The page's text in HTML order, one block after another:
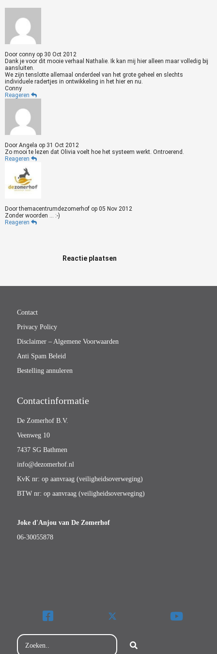
Door conny op 30 Oct 2012
Dank je voor dit mooie verhaal Nathalie. Ik kan mij hier alleen maar volledig bij
aansluiten.
We zijn tenslotte allemaal onderdeel van het grote geheel en slechts
individuele radertjes in ontwikkeling in het hier en nu.
Conny
Reageren
Door Angela op 31 Oct 2012
Zo mooi te lezen dat Olivia voelt hoe het systeem werkt. Ontroerend.
Reageren
Doorthemacentrumdezomerhof op 05 Nov 2012
Zonder woorden ... :-)
Reageren
Reactie plaatsen
Contact
Privacy Policy
Disclaimer – Algemene Voorwaarden
Anti Spam Beleid
Bestelling annuleren
Contactinformatie
De Zomerhof B.V.
Veenweg 10
7437 SG Bathmen
info@dezomerhof.nl
KvK nr: op aanvraag (veiligheidsoverweging)
BTW nr: op aanvraag (veiligheidsoverweging)
Joke d'Anjou van De Zomerhof
06-30055878